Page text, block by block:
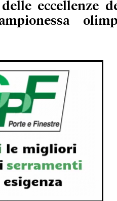
eccellenze